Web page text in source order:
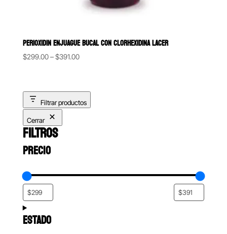
PERIOXIDIN ENJUAGUE BUCAL CON CLORHEXIDINA LACER
$299.00–$391.00Price
through
$391.00
Filtrar productos
Cerrar
FILTROS
PRECIO
ESTADO